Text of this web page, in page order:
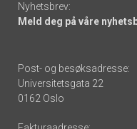
Nyhetsbrev:
Meld deg på våre
Post- og besøksadresse:
Universitetsgata 22
0162 Oslo